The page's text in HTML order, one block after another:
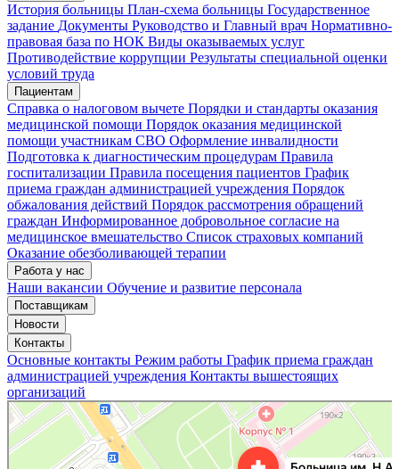
Подтвердить запись Отмена
Мои записи
История больницы План-схема больницы Государственное
задание Документы Руководство и Главный врач Нормативно-
правовая база по НОК Виды оказываемых услуг
Противодействие коррупции Результаты специальной оценки
условий труда
Пациентам
Справка о налоговом вычете Порядки и стандарты оказания
медицинской помощи Порядок оказания медицинской
помощи участникам СВО Оформление инвалидности
Подготовка к диагностическим процедурам Правила
госпитализации Правила посещения пациентов График
приема граждан администрацией учреждения Порядок
обжалования действий Порядок рассмотрения обращений
граждан Информированное добровольное согласие на
медицинское вмешательство Список страховых компаний
Оказание обезболивающей терапии
Работа у нас
Наши вакансии Обучение и развитие персонала
Поставщикам
Новости
Контакты
Основные контакты Режим работы График приема граждан
администрацией учреждения Контакты вышестоящих
организаций
«Нижегородская областная клиническая больница имени Н.А. Семашко»
Отделение больницы, госпиталя в Нижнем Новгороде
Больница для взрослых в Нижнем Новгороде